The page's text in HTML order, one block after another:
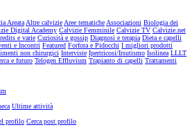
AreataAltre calvizieAree tematicheAssociazioni Biologia dei
Digital Academy Calvizie Femminile Calvizie TV Calvizie.net
e varie Curiosità e gossip Diagnosi e terapia Dieta e capelli
e Incontri Featured Forfora e Pidocchi I migliori prodotti
non chirurgici Interviste Ipertricosi/Irsutismo Isolinea LLLT
e futuro Telogen Effluvium Trapianto di capelli Trattamenti
Ultime attività
profilo Cerca post profilo